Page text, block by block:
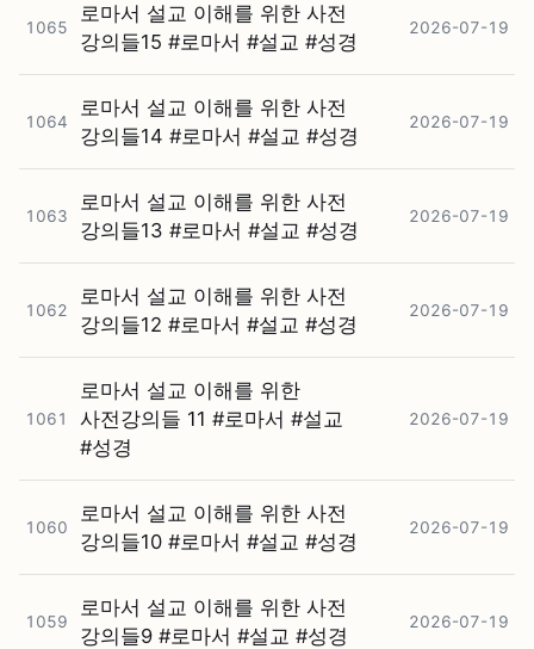
1065
로마서 설교 이해를 위한 사전
강의들15 #⁠로마서 #⁠설교 #⁠성경
2026-07-19
1064
로마서 설교 이해를 위한 사전
강의들14 #⁠로마서 #⁠설교 #⁠성경
2026-07-19
1063
로마서 설교 이해를 위한 사전
강의들13 #⁠로마서 #⁠설교 #⁠성경
2026-07-19
1062
로마서 설교 이해를 위한 사전
강의들12 #⁠로마서 #⁠설교 #⁠성경
2026-07-19
1061
로마서 설교 이해를 위한
사전강의들 11 #⁠로마서 #⁠설교
#⁠성경
2026-07-19
1060
로마서 설교 이해를 위한 사전
강의들10 #⁠로마서 #⁠설교 #⁠성경
2026-07-19
1059
로마서 설교 이해를 위한 사전
강의들9 #⁠로마서 #⁠설교 #⁠성경
2026-07-19